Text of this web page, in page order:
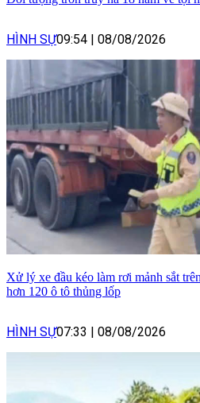
HÌNH SỰ09:54 | 08/08/2026
Xử lý xe đầu kéo làm rơi mảnh sắt
hơn 120 ô tô thủng lốp
HÌNH SỰ07:33 08/08/2026